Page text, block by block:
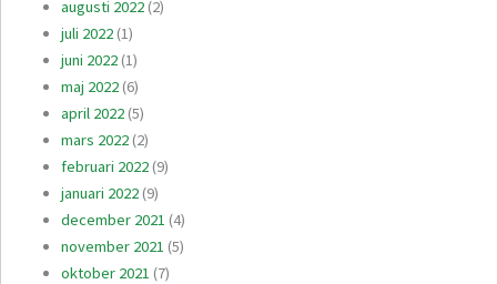
augusti 2022(2)
juli 2022(1)
juni 2022(1)
maj 2022(6)
april 2022(5)
mars 2022(2)
februari 2022(9)
januari 2022(9)
december 2021 (4)
november 2021 (5)
oktober 2021 (7)